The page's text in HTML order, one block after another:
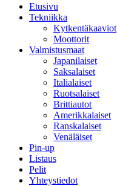
Etusivu
Tekniikka
Kytkentäkaaviot
Moottorit
Valmistusmaat
Japanilaiset
Saksalaiset
Italialaiset
Ruotsalaiset
Brittiautot
Amerikkalaiset
Ranskalaiset
Venäläiset
Pin-up
Listaus
Pelit
Yhteystiedot